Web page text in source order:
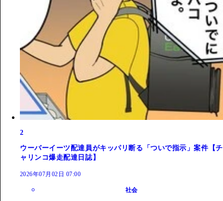
2
ウーバーイーツ配達員がキッパリ断る「ついで指示」案件【チ
ャリンコ爆走配達日誌】
2026年07月02日 07:00
社会